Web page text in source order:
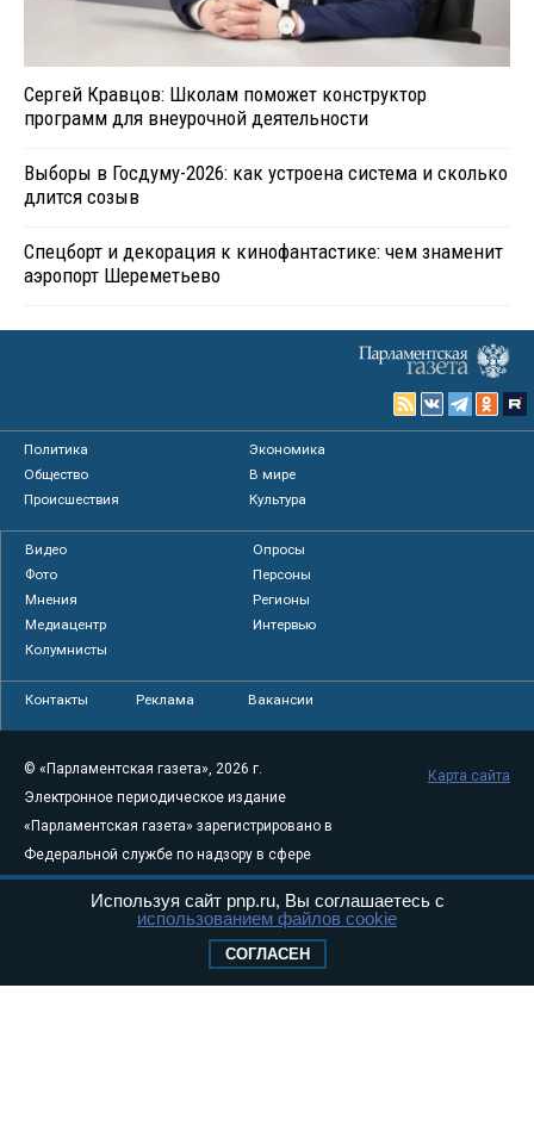
Сергей Кравцов: Школам поможет конструктор
программ для внеурочной деятельности
Выборы в Госдуму-2026: как устроена система и сколько
длится созыв
Спецборт и декорация к кинофантастике: чем знаменит
аэропорт Шереметьево
Политика
Экономика
Общество
В мире
Происшествия
Культура
Видео
Опросы
Фото
Персоны
Мнения
Регионы
Медиацентр
Интервью
Колумнисты
Контакты Реклама Вакансии
© «Парламентская газета», 2026 г.
Электронное периодическое издание
«Парламентская газета» зарегистрировано в
Федеральной службе по надзору в сфере
связи, информационных технологий и
массовых коммуникаций (Роскомнадзор) 05
Свидетельство о регистрации Эл № ФС77-
Карта сайта
Используя сайт pnp.ru, Вы соглашаетесь с
использованием файлов cookie
СОГЛАСЕН